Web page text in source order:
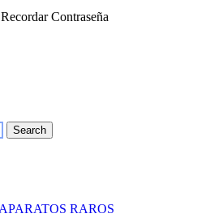
Recordar Contraseña
Search